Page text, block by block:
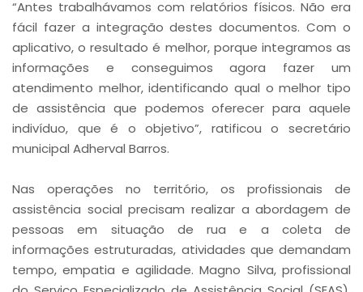
“Antes trabalhávamos com relatórios físicos. Não era
fácil fazer a integração destes documentos. Com o
aplicativo, o resultado é melhor, porque integramos as
informações e conseguimos agora fazer um
atendimento melhor, identificando qual o melhor tipo
de assistência que podemos oferecer para aquele
indivíduo, que é o objetivo”, ratificou o secretário
municipal Adherval Barros.
Nas operações no território, os profissionais de
assistência social precisam realizar a abordagem de
pessoas em situação de rua e a coleta de
informações estruturadas, atividades que demandam
tempo, empatia e agilidade. Magno Silva, profissional